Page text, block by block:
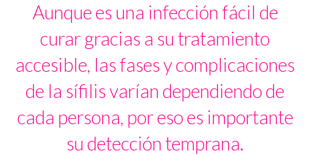
Aunque es una infección fácil de
curar gracias a su tratamiento
accesible, las fases y complicaciones
de la sífilis varían dependiendo de
cada persona, por eso es importante
su detección temprana.